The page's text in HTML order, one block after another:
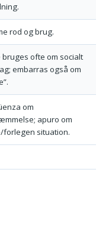
rod og brug.
bruges ofte om socialt
embarras også om
om
apuro om
forlegen situation.